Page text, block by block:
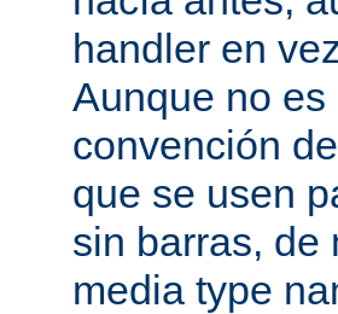
handler en
Aunque no
convención
que se usen
sin barras, de
media type